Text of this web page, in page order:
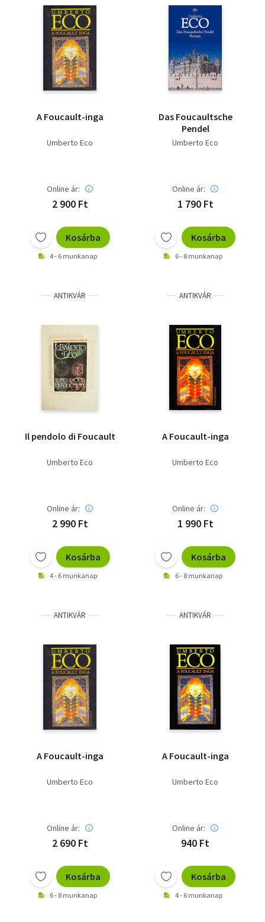
A Foucault-inga
Umberto Eco
Online ár:
2 900 Ft
Kosárba
4 - 6 munkanap
Das Foucaultsche
Pendel
Umberto Eco
Online ár:
1 790 Ft
Kosárba
6 - 8 munkanap
ANTIKVÁR
Il pendolo di Foucault
Umberto Eco
Online ár:
2 990 Ft
Kosárba
4 - 6 munkanap
ANTIKVÁR
A Foucault-inga
Umberto Eco
Online ár:
1 990 Ft
Kosárba
6 - 8 munkanap
ANTIKVÁR
A Foucault-inga
Umberto Eco
Online ár:
2 690 Ft
Kosárba
6 - 8 munkanap
ANTIKVÁR
A Foucault-inga
Umberto Eco
Online ár:
940 Ft
Kosárba
4 - 6 munkanap